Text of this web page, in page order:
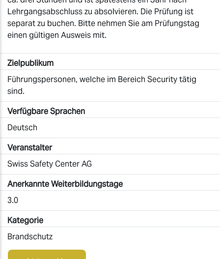
Lehrgangsabschluss zu absolvieren. Die Prüfung ist
separat zu buchen. Bitte nehmen Sie am Prüfungstag
einen gültigen Ausweis mit.
Zielpublikum
Führungspersonen, welche im Bereich Security tätig
sind.
Verfügbare Sprachen
Deutsch
Veranstalter
Swiss Safety Center AG
Anerkannte Weiterbildungstage
3.0
Kategorie
Brandschutz